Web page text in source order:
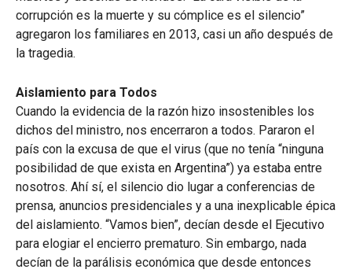
corrupción es la muerte y su cómplice es el silencio”
agregaron los familiares en 2013, casi un año después de
la tragedia.
Aislamiento para Todos
Cuando la evidencia de la razón hizo insostenibles los
dichos del ministro, nos encerraron a todos. Pararon el
país con la excusa de que el virus (que no tenía “ninguna
posibilidad de que exista en Argentina”) ya estaba entre
nosotros. Ahí sí, el silencio dio lugar a conferencias de
prensa, anuncios presidenciales y a una inexplicable épica
del aislamiento. “Vamos bien”, decían desde el Ejecutivo
para elogiar el encierro prematuro. Sin embargo, nada
decían de la parálisis económica que desde entonces